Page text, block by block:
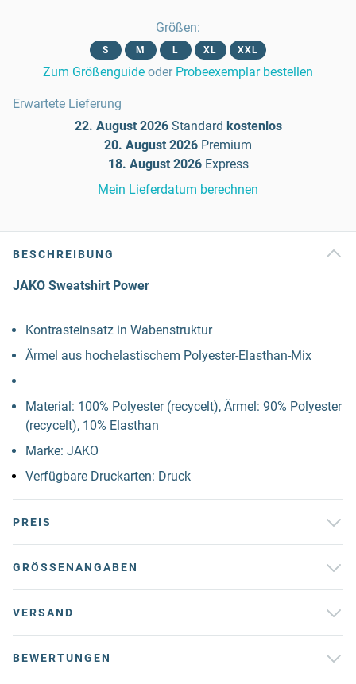
Größen:
S M L XL XXL
Zum Größenguide oder Probeexemplar bestellen
Erwartete Lieferung
22. August 2026 Standard kostenlos
20. August 2026 Premium
18. August 2026 Express
Mein Lieferdatum berechnen
BESCHREIBUNG
JAKO Sweatshirt Power
Kontrasteinsatz in Wabenstruktur
Ärmel aus hochelastischem Polyester-Elasthan-Mix
Material: 100% Polyester (recycelt), Ärmel: 90% Polyester
(recycelt), 10% Elasthan
Marke: JAKO
Verfügbare Druckarten: Druck
PREIS
GRÖSSENANGABEN
VERSAND
BEWERTUNGEN